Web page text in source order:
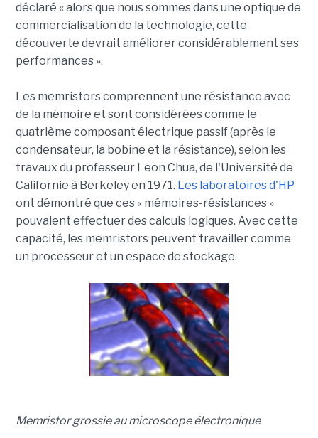
déclaré « alors que nous sommes dans une optique de
commercialisation de la technologie, cette
découverte devrait améliorer considérablement ses
performances ».
Les memristors comprennent une résistance avec
de la mémoire et sont considérées comme le
quatrième composant électrique passif (après le
condensateur, la bobine et la résistance), selon les
travaux du professeur Leon Chua, de l'Université de
Californie à Berkeley en 1971. Les laboratoires d'HP
ont démontré que ces « mémoires-résistances »
pouvaient effectuer des calculs logiques. Avec cette
capacité, les memristors peuvent travailler comme
un processeur et un espace de stockage.
Memristor grossie au microscope électronique